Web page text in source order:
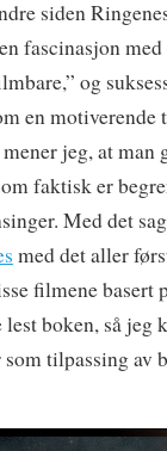
siden
fascinasjon
og
en motiverende
jeg, at man
faktisk er
Med det
med det aller
filmene basert
boken, så jeg
tilpassing av